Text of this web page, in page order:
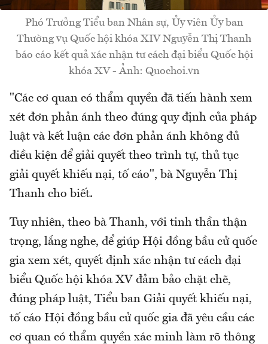
Phó Trưởng Tiểu ban Nhân sự, Ủy viên Ủy ban
Thường vụ Quốc hội khóa XIV Nguyễn Thị Thanh
báo cáo kết quả xác nhận tư cách đại biểu Quốc hội
khóa XV - Ảnh: Quochoi.vn
"Các cơ quan có thẩm quyền đã tiến hành xem
xét đơn phản ánh theo đúng quy định của pháp
luật và kết luận các đơn phản ánh không đủ
điều kiện để giải quyết theo trình tự, thủ tục
giải quyết khiếu nại, tố cáo", bà Nguyễn Thị
Thanh cho biết.
Tuy nhiên, theo bà Thanh, với tinh thần thận
trọng, lắng nghe, để giúp Hội đồng bầu cử quốc
gia xem xét, quyết định xác nhận tư cách đại
biểu Quốc hội khóa XV đảm bảo chặt chẽ,
đúng pháp luật, Tiểu ban Giải quyết khiếu nại,
tố cáo Hội đồng bầu cử quốc gia đã yêu cầu các
cơ quan có thẩm quyền xác minh làm rõ thông